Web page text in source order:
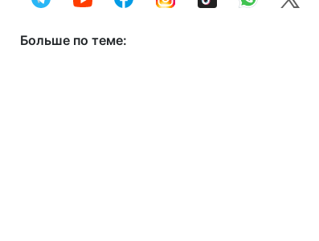
Больше по теме: